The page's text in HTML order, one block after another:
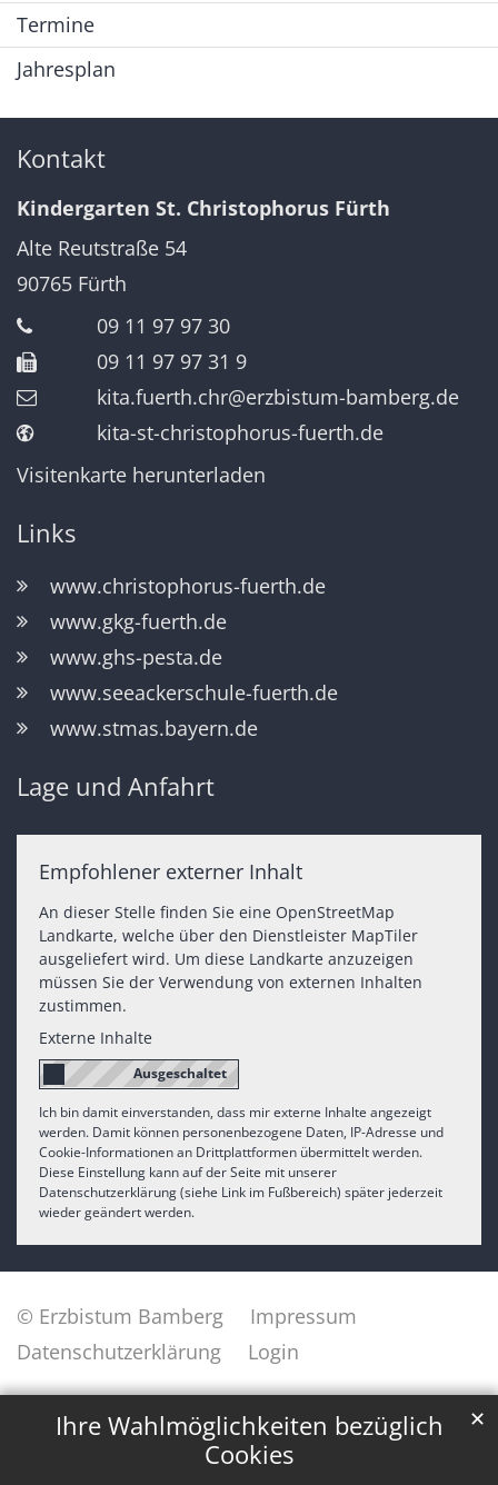
Ihre Wahlmöglichkeiten bezüglich
Cookies
✕
Termine
Jahresplan
Kontakt
Kindergarten St. Christophorus Fürth
Alte Reutstraße 54
90765 Fürth
09 11 97 97 30
09 11 97 97 31 9
kita.fuerth.chr@erzbistum-bamberg.de
kita-st-christophorus-fuerth.de
Visitenkarte herunterladen
Links
www.christophorus-fuerth.de
www.gkg-fuerth.de
www.ghs-pesta.de
www.seeackerschule-fuerth.de
www.stmas.bayern.de
Lage und Anfahrt
Empfohlener externer Inhalt
An dieser Stelle finden Sie eine OpenStreetMap
Landkarte, welche über den Dienstleister MapTiler
ausgeliefert wird. Um diese Landkarte anzuzeigen
müssen Sie der Verwendung von externen Inhalten
zustimmen.
Externe Inhalte
Ich bin damit einverstanden, dass mir externe Inhalte angezeigt
werden. Damit können personenbezogene Daten, IP-Adresse und
Cookie-Informationen an Drittplattformen übermittelt werden.
Diese Einstellung kann auf der Seite mit unserer
Datenschutzerklärung (siehe Link im Fußbereich) später jederzeit
wieder geändert werden.
© Erzbistum Bamberg
Impressum
Datenschutzerklärung
Login